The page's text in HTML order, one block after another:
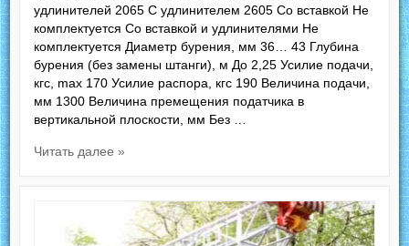
удлинителей 2065 С удлинителем 2605 Со вставкой Не
комплектуется Со вставкой и удлинителями Не
комплектуется Диаметр бурения, мм 36… 43 Глубина
бурения (без замены штанги), м До 2,25 Усилие подачи,
кгс, max 170 Усилие распора, кгс 190 Величина подачи,
мм 1300 Величина премещения податчика в
вертикальной плоскости, мм Без …
Читать далее »